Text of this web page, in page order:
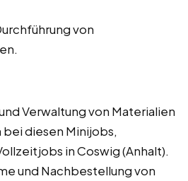
von
Verwaltung von Materialien
diesen Minijobs,
in Coswig (Anhalt).
und Nachbestellung von